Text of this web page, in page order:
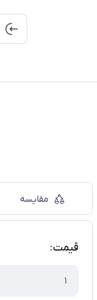
مقایسه
قیمت: